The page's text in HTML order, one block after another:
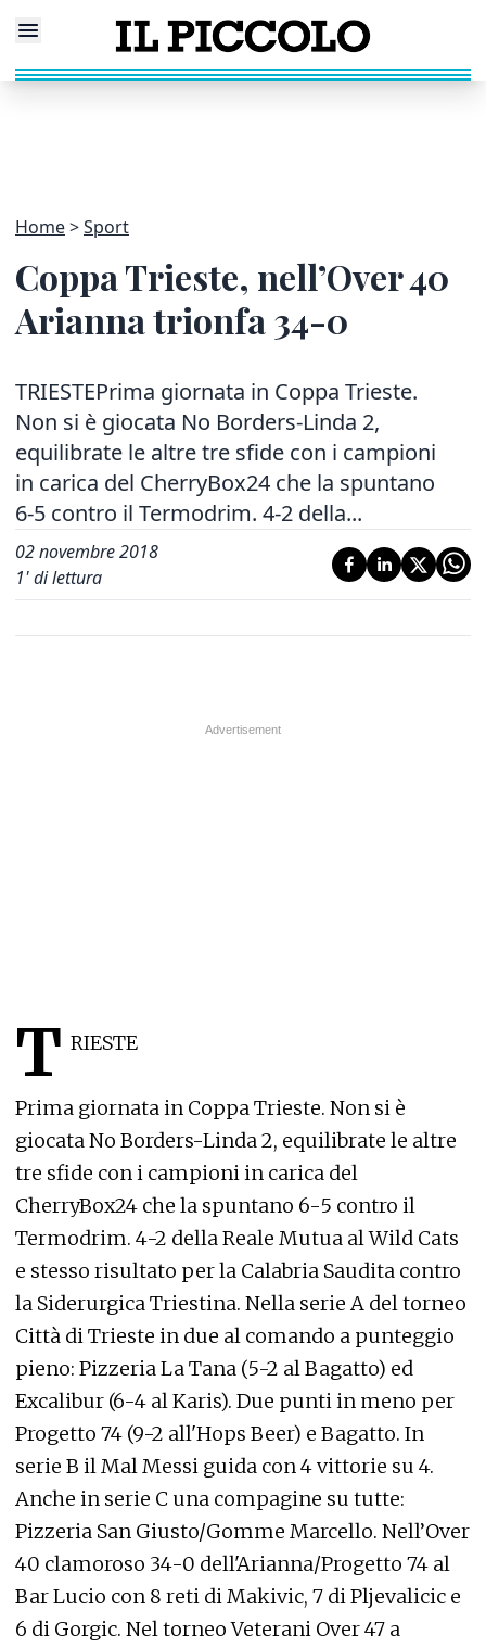
Home Sport
Coppa Trieste, nell’Over 40
Arianna trionfa 34-0
TRIESTEPrima giornata in Coppa Trieste.
Non si è giocata No Borders-Linda 2,
equilibrate le altre tre sfide con i campioni
in carica del CherryBox24 che la spuntano
6-5 contro il Termodrim. 4-2 della...
02 novembre 2018
1' di lettura
T RIESTE
Prima giornata in Coppa Trieste. Non si è
giocata No Borders-Linda 2, equilibrate le altre
tre sfide con i campioni in carica del
CherryBox24 che la spuntano 6-5 contro il
Termodrim. 4-2 della Reale Mutua al Wild Cats
e stesso risultato per la Calabria Saudita contro
la Siderurgica Triestina. Nella serie A del torneo
Città di Trieste in due al comando a punteggio
pieno: Pizzeria La Tana (5-2 al Bagatto) ed
Excalibur (6-4 al Karis). Due punti in meno per
Progetto 74 (9-2 all'Hops Beer) e Bagatto. In
serie B il Mal Messi guida con 4 vittorie su 4.
Anche in serie C una compagine su tutte:
Pizzeria San Giusto/Gomme Marcello. Nell’Over
40 clamoroso 34-0 dell'Arianna/Progetto 74 al
Bar Lucio con 8 reti di Makivic, 7 di Pljevalicic e
6 di Gorgic. Nel torneo Veterani Over 47 a